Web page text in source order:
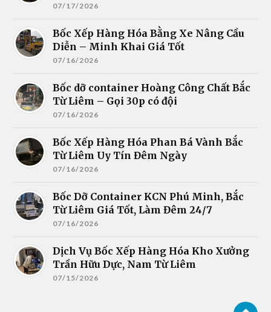
07/17/2026
Bốc Xếp Hàng Hóa Bằng Xe Nâng Cầu
Diễn – Minh Khai Giá Tốt
07/16/2026
Bốc dỡ container Hoàng Công Chất Bắc
Từ Liêm – Gọi 30p có đội
07/16/2026
Bốc Xếp Hàng Hóa Phan Bá Vành Bắc
Từ Liêm Uy Tín Đêm Ngày
07/16/2026
Bốc Dỡ Container KCN Phú Minh, Bắc
Từ Liêm Giá Tốt, Làm Đêm 24/7
07/16/2026
Dịch Vụ Bốc Xếp Hàng Hóa Kho Xưởng
Trần Hữu Dực, Nam Từ Liêm
07/15/2026